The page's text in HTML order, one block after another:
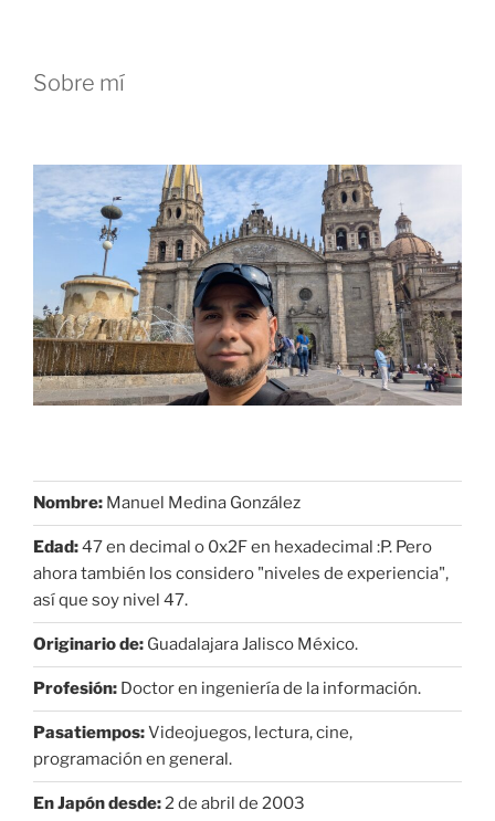
Sobre mí
Nombre: Manuel Medina González
Edad:47 en decimal o 0x2F en hexadecimal :P. Pero
ahora también los considero "niveles de experiencia",
así que soy nivel 47.
Originario de: Guadalajara Jalisco México.
Profesión: Doctor en ingeniería de la información.
Pasatiempos:Videojuegos, lectura, cine,
programación en general.
En Japón desde:2 de abril de 2003